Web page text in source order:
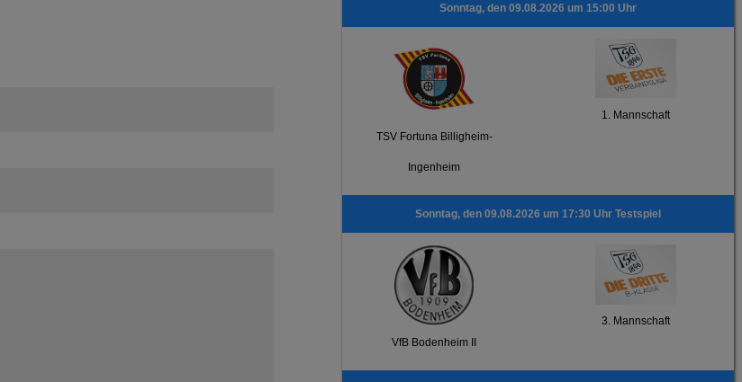
Sonntag, den 09.08.2026 um 15:00 Uhr
TSV Fortuna Billigheim-
Ingenheim
1. Mannschaft
Sonntag, den 09.08.2026 um 17:30 Uhr Testspiel
VfB Bodenheim II
3. Mannschaft